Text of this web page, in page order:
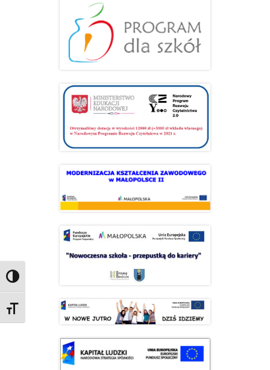
Przełącz wysoki kontrast
Zmień rozmiar czcionek